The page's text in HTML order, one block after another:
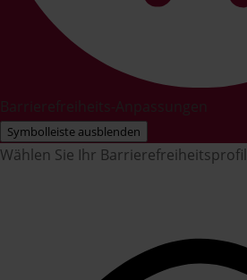
Symbolleiste ausblenden
Wählen Sie Ihr Barrierefreiheitsprofil